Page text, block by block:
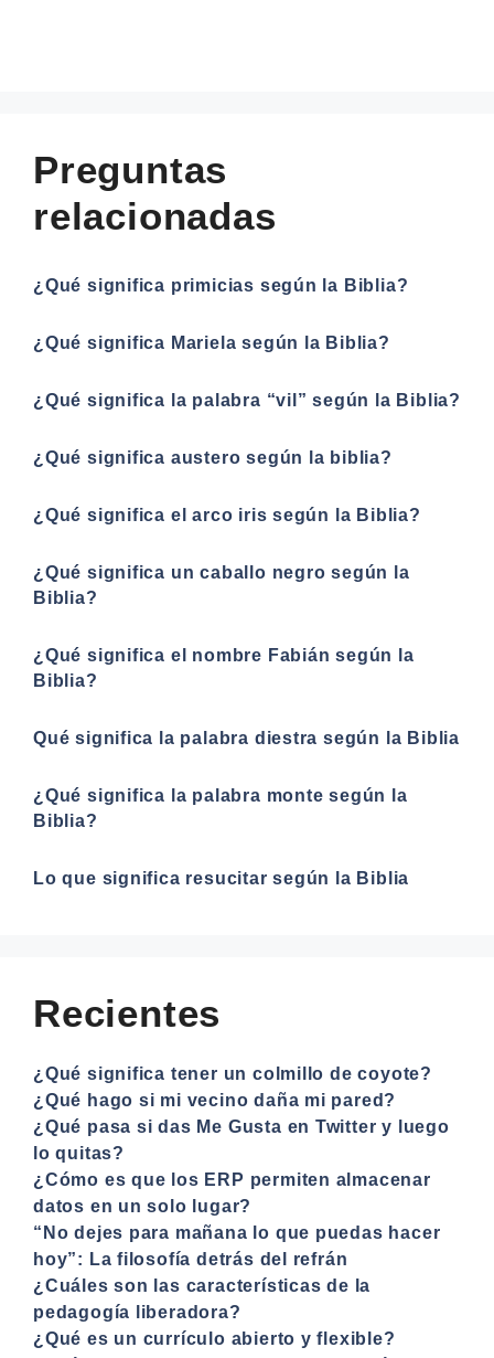
Preguntas
relacionadas
¿Qué significa primicias según la Biblia?
¿Qué significa Mariela según la Biblia?
¿Qué significa la palabra “vil” según la Biblia?
¿Qué significa austero según la biblia?
¿Qué significa el arco iris según la Biblia?
¿Qué significa un caballo negro según la
Biblia?
¿Qué significa el nombre Fabián según la
Biblia?
Qué significa la palabra diestra según la Biblia
¿Qué significa la palabra monte según la
Biblia?
Lo que significa resucitar según la Biblia
Recientes
¿Qué significa tener un colmillo de coyote?
¿Qué hago si mi vecino daña mi pared?
¿Qué pasa si das Me Gusta en Twitter y luego
lo quitas?
¿Cómo es que los ERP permiten almacenar
datos en un solo lugar?
“No dejes para mañana lo que puedas hacer
hoy”: La filosofía detrás del refrán
¿Cuáles son las características de la
pedagogía liberadora?
¿Qué es un currículo abierto y flexible?